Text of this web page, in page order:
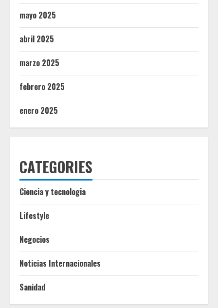
mayo 2025
abril 2025
marzo 2025
febrero 2025
enero 2025
CATEGORIES
Ciencia y tecnologia
Lifestyle
Negocios
Noticias Internacionales
Sanidad